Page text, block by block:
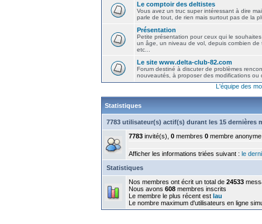
Le comptoir des deltistes
Vous avez un truc super intéressant à dire
parle de tout, de rien mais surtout pas de la
Présentation
Petite présentation pour ceux qui le
un âge, un niveau de vol, depuis combien de
etc...
Le site www.delta-club-82.com
Forum destiné à discuter de problèmes
nouveautés, à proposer des modifications ou
L'équipe des
Statistiques
7783 utilisateur(s) actif(s) durant les 15 dernières
7783 invité(s), 0 membres 0 membre anonyme
Afficher les informations triées suivant : le
Statistiques
Nos membres ont écrit un total de 24533
Nous avons 608 membres inscrits
Le membre le plus récent est lau
Le nombre maximum d'utilisateurs en ligne